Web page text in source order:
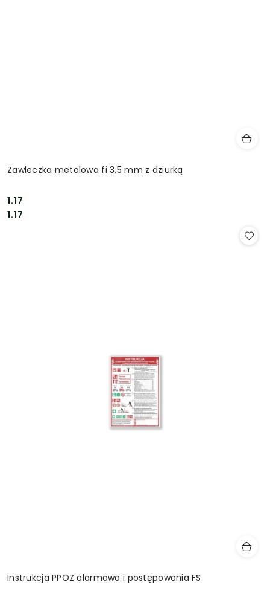
Zawleczka metalowa fi 3,5 mm z dziurką
Cena:
1.17
Cena:
1.17
Instrukcja PPOZ alarmowa i postępowania FS